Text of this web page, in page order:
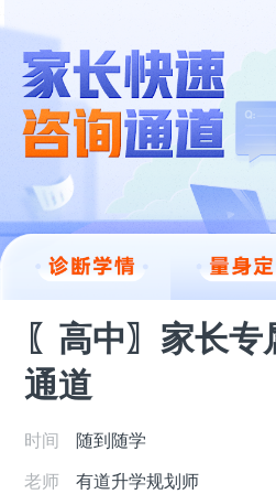
〖高中〗家长
通道
时间
随到随学
老师
有道升学规划师